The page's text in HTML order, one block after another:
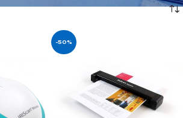
-50%